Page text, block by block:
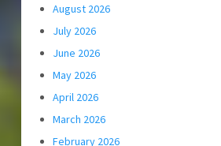
August 2026
July 2026
June 2026
May 2026
April 2026
March 2026
February 2026